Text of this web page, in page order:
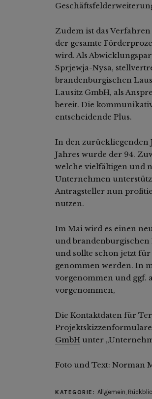
Zudem ist das
der gesamte
wird. Als
Sprjewja-Nysa,
brandenburgischen
Lausitz GmbH, als
bereit. Die
entscheidende Plus.
In den zurückliegenden
Jahres wurde der 94.
welche vielfältigen und
Unternehmen
Antragsteller nun
nutzen.
Im Mai wird es einen
und brandenburgischen
und sollte schon jetzt
genommen werden. In
vorgenommen und ggf.
vorgenommen,
Die Kontaktdaten für
GmbH unter
Foto und Text: Norman
KATEGORIE: Allgemein